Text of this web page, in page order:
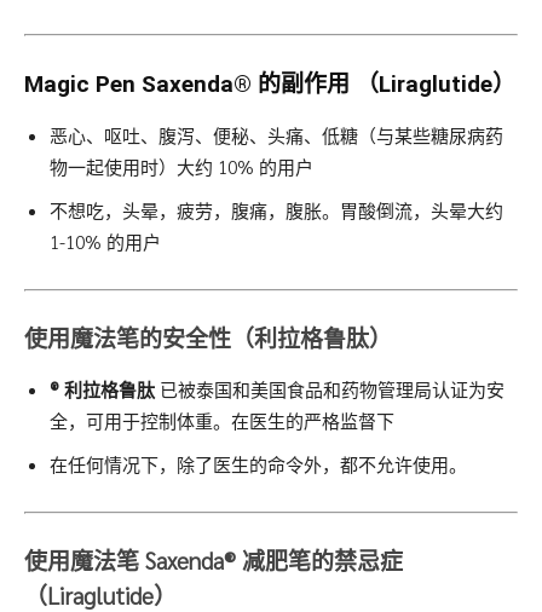
Magic Pen Saxenda® 的副作用 （Liraglutide）
恶心、呕吐、腹泻、便秘、头痛、低糖（与某些糖尿病药
物一起使用时）大约 10% 的用户
不想吃，头晕，疲劳，腹痛，腹胀。胃酸倒流，头晕大约
1-10% 的用户
使用魔法笔的安全性（利拉格鲁肽）
® 利 拉格鲁肽 已被泰国和美国食品和药物管理局认证为安
全，可用于控制体重。在医生的严格监督下
在任何情况下，除了医生的命令外，都不允许使用。
使用魔法笔 Saxenda® 减肥笔的禁忌症
（Liraglutide）